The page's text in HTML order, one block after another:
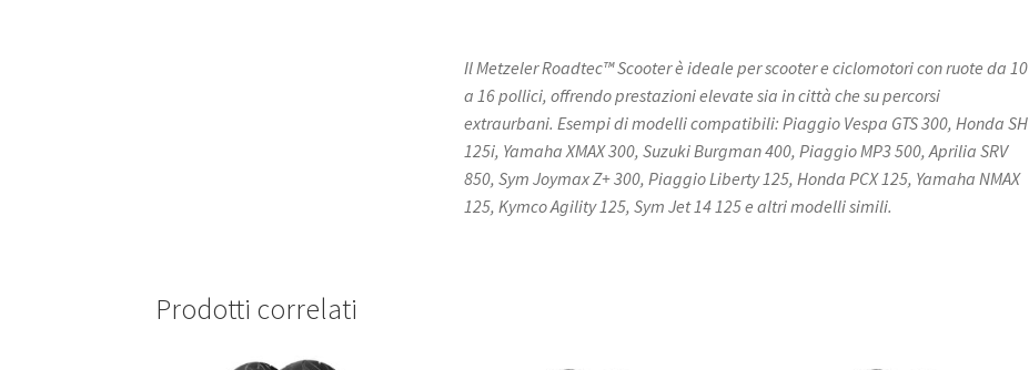
Il Metzeler Roadtec™ Scooter è ideale per scooter e ciclomotori con ruote da 10
a 16 pollici, offrendo prestazioni elevate sia in città che su percorsi
extraurbani. Esempi di modelli compatibili: Piaggio Vespa GTS 300, Honda SH
125i, Yamaha XMAX 300, Suzuki Burgman 400, Piaggio MP3 500, Aprilia SRV
850, Sym Joymax Z+ 300, Piaggio Liberty 125, Honda PCX 125, Yamaha NMAX
125, Kymco Agility 125, Sym Jet 14 125 e altri modelli simili.
Prodotti correlati